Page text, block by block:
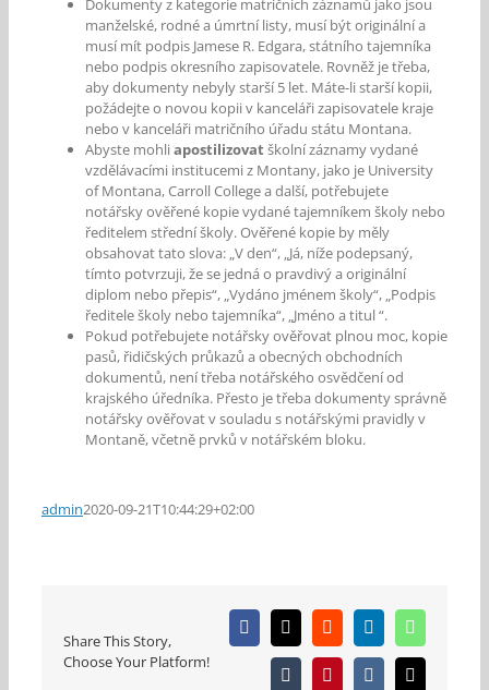
Dokumenty z kategorie matričních záznamů jako jsou
manželské, rodné a úmrtní listy, musí být originální a
musí mít podpis Jamese R. Edgara, státního tajemníka
nebo podpis okresního zapisovatele. Rovněž je třeba,
aby dokumenty nebyly starší 5 let. Máte-li starší kopii,
požádejte o novou kopii v kanceláři zapisovatele kraje
nebo v kanceláři matričního úřadu státu Montana.
Abyste mohliapostilizovat školní záznamy vydané
vzdělávacími institucemi z Montany, jako je University
of Montana, Carroll College a další, potřebujete
notářsky ověřené kopie vydané tajemníkem školy nebo
ředitelem střední školy. Ověřené kopie by měly
obsahovat tato slova: „V den“, „Já, níže podepsaný,
tímto potvrzuji, že se jedná o pravdivý a originální
diplom nebo přepis“, „Vydáno jménem školy“, „Podpis
ředitele školy nebo tajemníka“, „Jméno a titul “.
Pokud potřebujete notářsky ověřovat plnou moc, kopie
pasů, řidičských průkazů a obecných obchodních
dokumentů, není třeba notářského osvědčení od
krajského úředníka. Přesto je třeba dokumenty správně
notářsky ověřovat v souladu s notářskými pravidly v
Montaně, včetně prvků v notářském bloku.
admin2020-09-21T10:44:29+02:00
Share This Story,
Choose Your Platform!
Facebook
X RedditLinkedInWhatsApp
TumblrPinterestVk E-